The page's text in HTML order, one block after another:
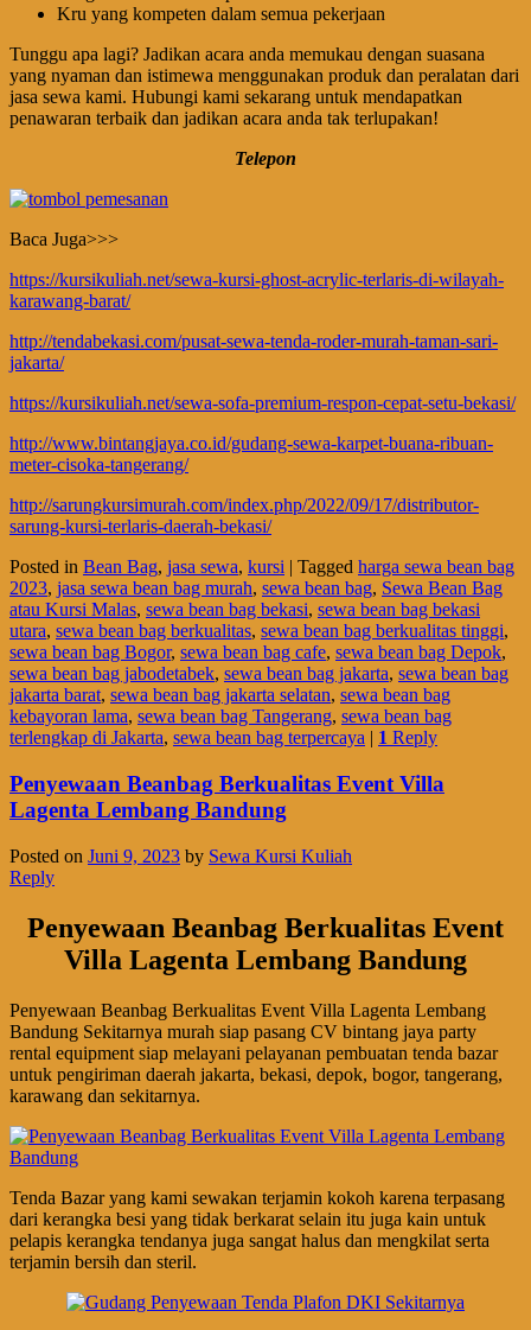
Kru yang kompeten dalam semua pekerjaan
Tunggu apa lagi? Jadikan acara anda memukau dengan suasana
yang nyaman dan istimewa menggunakan produk dan peralatan dari
jasa sewa kami. Hubungi kami sekarang untuk mendapatkan
penawaran terbaik dan jadikan acara anda tak terlupakan!
Telepon
Baca Juga>>>
https://kursikuliah.net/sewa-kursi-ghost-acrylic-terlaris-di-wilayah-
karawang-barat/
http://tendabekasi.com/pusat-sewa-tenda-roder-murah-taman-sari-
jakarta/
https://kursikuliah.net/sewa-sofa-premium-respon-cepat-setu-bekasi/
http://www.bintangjaya.co.id/gudang-sewa-karpet-buana-ribuan-
meter-cisoka-tangerang/
http://sarungkursimurah.com/index.php/2022/09/17/distributor-
sarung-kursi-terlaris-daerah-bekasi/
Posted in Bean Bag, jasa sewa, kursi | Tagged harga sewa bean bag
2023, jasa sewa bean bag murah, sewa bean bag, Sewa Bean Bag
atau Kursi Malas, sewa bean bag bekasi, sewa bean bag bekasi
utara, sewa bean bag berkualitas, sewa bean bag berkualitas tinggi,
sewa bean bag Bogor, sewa bean bag cafe, sewa bean bag Depok,
sewa bean bag jabodetabek, sewa bean bag jakarta, sewa bean bag
jakarta barat, sewa bean bag jakarta selatan, sewa bean bag
kebayoran lama, sewa bean bag Tangerang, sewa bean bag
terlengkap di Jakarta, sewa bean bag terpercaya | 1 Reply
Penyewaan Beanbag Berkualitas Event Villa
Lagenta Lembang Bandung
Posted on Juni 9, 2023 by Sewa Kursi Kuliah
Reply
Penyewaan Beanbag Berkualitas Event
Villa Lagenta Lembang Bandung
Penyewaan Beanbag Berkualitas Event Villa Lagenta Lembang
Bandung Sekitarnya murah siap pasang CV bintang jaya party
rental equipment siap melayani pelayanan pembuatan tenda bazar
untuk pengiriman daerah jakarta, bekasi, depok, bogor, tangerang,
karawang dan sekitarnya.
Tenda Bazar yang kami sewakan terjamin kokoh karena terpasang
dari kerangka besi yang tidak berkarat selain itu juga kain untuk
pelapis kerangka tendanya juga sangat halus dan mengkilat serta
terjamin bersih dan steril.